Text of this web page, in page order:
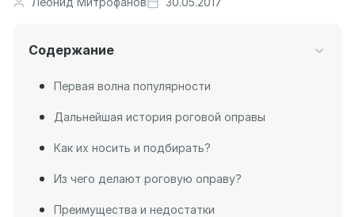
Содержание
Первая волна популярности
Дальнейшая история роговой оправы
Как их носить и подбирать?
Из чего делают роговую оправу?
Преимущества и недостатки